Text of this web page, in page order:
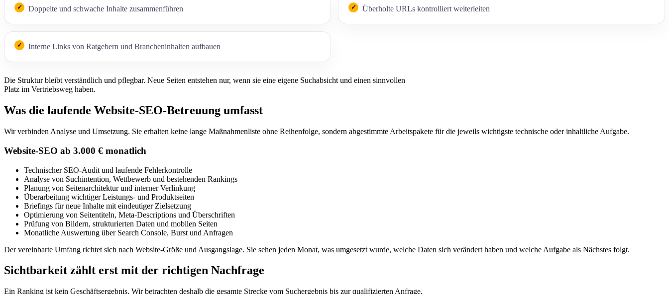
Doppelte und schwache Inhalte zusammenführen Überholte URLs kontrolliert weiterleiten
Interne Links von Ratgebern und Brancheninhalten aufbauen
Die Struktur bleibt verständlich und pflegbar. Neue Seiten entstehen nur, wenn sie eine eigene Suchabsicht und einen sinnvollen
Platz im Vertriebsweg haben.
Was die laufende Website-SEO-Betreuung umfasst
Wir verbinden Analyse und Umsetzung. Sie erhalten keine lange Maßnahmenliste ohne Reihenfolge, sondern abgestimmte Arbeitspakete für die jeweils wichtigste technische oder inhaltliche Aufgabe.
Website-SEO ab 3.000 € monatlich
Technischer SEO-Audit und laufende Fehlerkontrolle
Analyse von Suchintention, Wettbewerb und bestehenden Rankings
Planung von Seitenarchitektur und interner Verlinkung
Überarbeitung wichtiger Leistungs- und Produktseiten
Briefings für neue Inhalte mit eindeutiger Zielsetzung
Optimierung von Seitentiteln, Meta-Descriptions und Überschriften
Prüfung von Bildern, strukturierten Daten und mobilen Seiten
Monatliche Auswertung über Search Console, Burst und Anfragen
Der vereinbarte Umfang richtet sich nach Website-Größe und Ausgangslage. Sie sehen jeden Monat, was umgesetzt wurde, welche Daten sich verändert haben und welche Aufgabe als Nächstes folgt.
Sichtbarkeit zählt erst mit der richtigen Nachfrage
Ein Ranking ist kein Geschäftsergebnis. Wir betrachten deshalb die gesamte Strecke vom Suchergebnis bis zur qualifizierten Anfrage.